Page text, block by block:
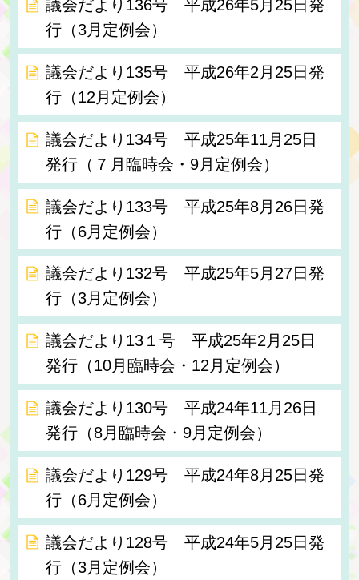
議会だより136号 平成26年5月25日発
行（3月定例会）
議会だより135号 平成26年2月25日発
行（12月定例会）
議会だより134号 平成25年11月25日
発行（７月臨時会・9月定例会）
議会だより133号 平成25年8月26日発
行（6月定例会）
議会だより132号 平成25年5月27日発
行（3月定例会）
議会だより13１号 平成25年2月25日
発行（10月臨時会・12月定例会）
議会だより130号 平成24年11月26日
発行（8月臨時会・9月定例会）
議会だより129号 平成24年8月25日発
行（6月定例会）
議会だより128号 平成24年5月25日発
行（3月定例会）